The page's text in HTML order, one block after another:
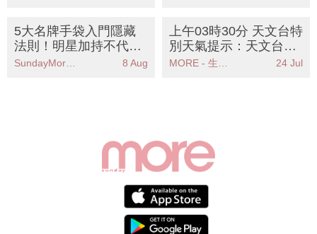
5大名牌手袋入門隱藏
法則！明星加持不代表
值得？輕鬆選出長青經
SundayMore編輯部 8 Aug
上午03時30分 天文台特
別天氣提示：天文台將
考慮發出一號戒備信號
MORE - 生活品味 24 Jul